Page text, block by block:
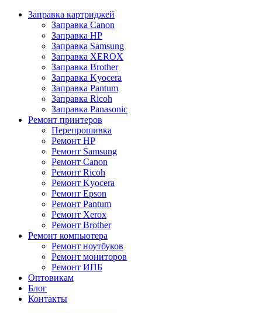
Заправка картриджей
Заправка Canon
Заправка HP
Заправка Samsung
Заправка XEROX
Заправка Brother
Заправка Kyocera
Заправка Pantum
Заправка Ricoh
Заправка Panasonic
Ремонт принтеров
Перепрошивка
Ремонт HP
Ремонт Samsung
Ремонт Canon
Ремонт Ricoh
Ремонт Kyocera
Ремонт Epson
Ремонт Pantum
Ремонт Xerox
Ремонт Brother
Ремонт компьютера
Ремонт ноутбуков
Ремонт мониторов
Ремонт ИПБ
Оптовикам
Блог
Контакты